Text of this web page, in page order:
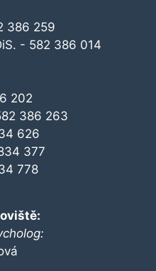
386 259
- 582 386 014
202
386 263
626
377
778